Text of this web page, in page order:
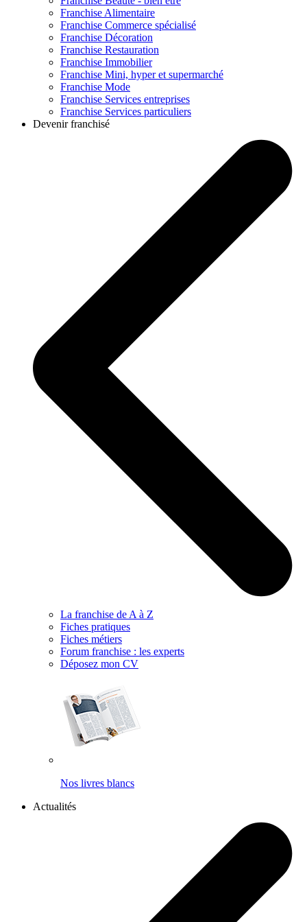
Franchise Alimentaire
Franchise Commerce spécialisé
Franchise Décoration
Franchise Restauration
Franchise Immobilier
Franchise Mini, hyper et supermarché
Franchise Mode
Franchise Services entreprises
Franchise Services particuliers
Devenir franchisé
La franchise de A à Z
Fiches pratiques
Fiches métiers
Forum franchise : les experts
Déposez mon CV
Nos livres blancs
Actualités